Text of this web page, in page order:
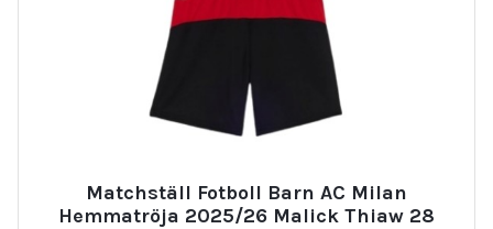
Matchställ Fotboll Barn AC Milan
Hemmatröja 2025/26 Malick Thiaw 28